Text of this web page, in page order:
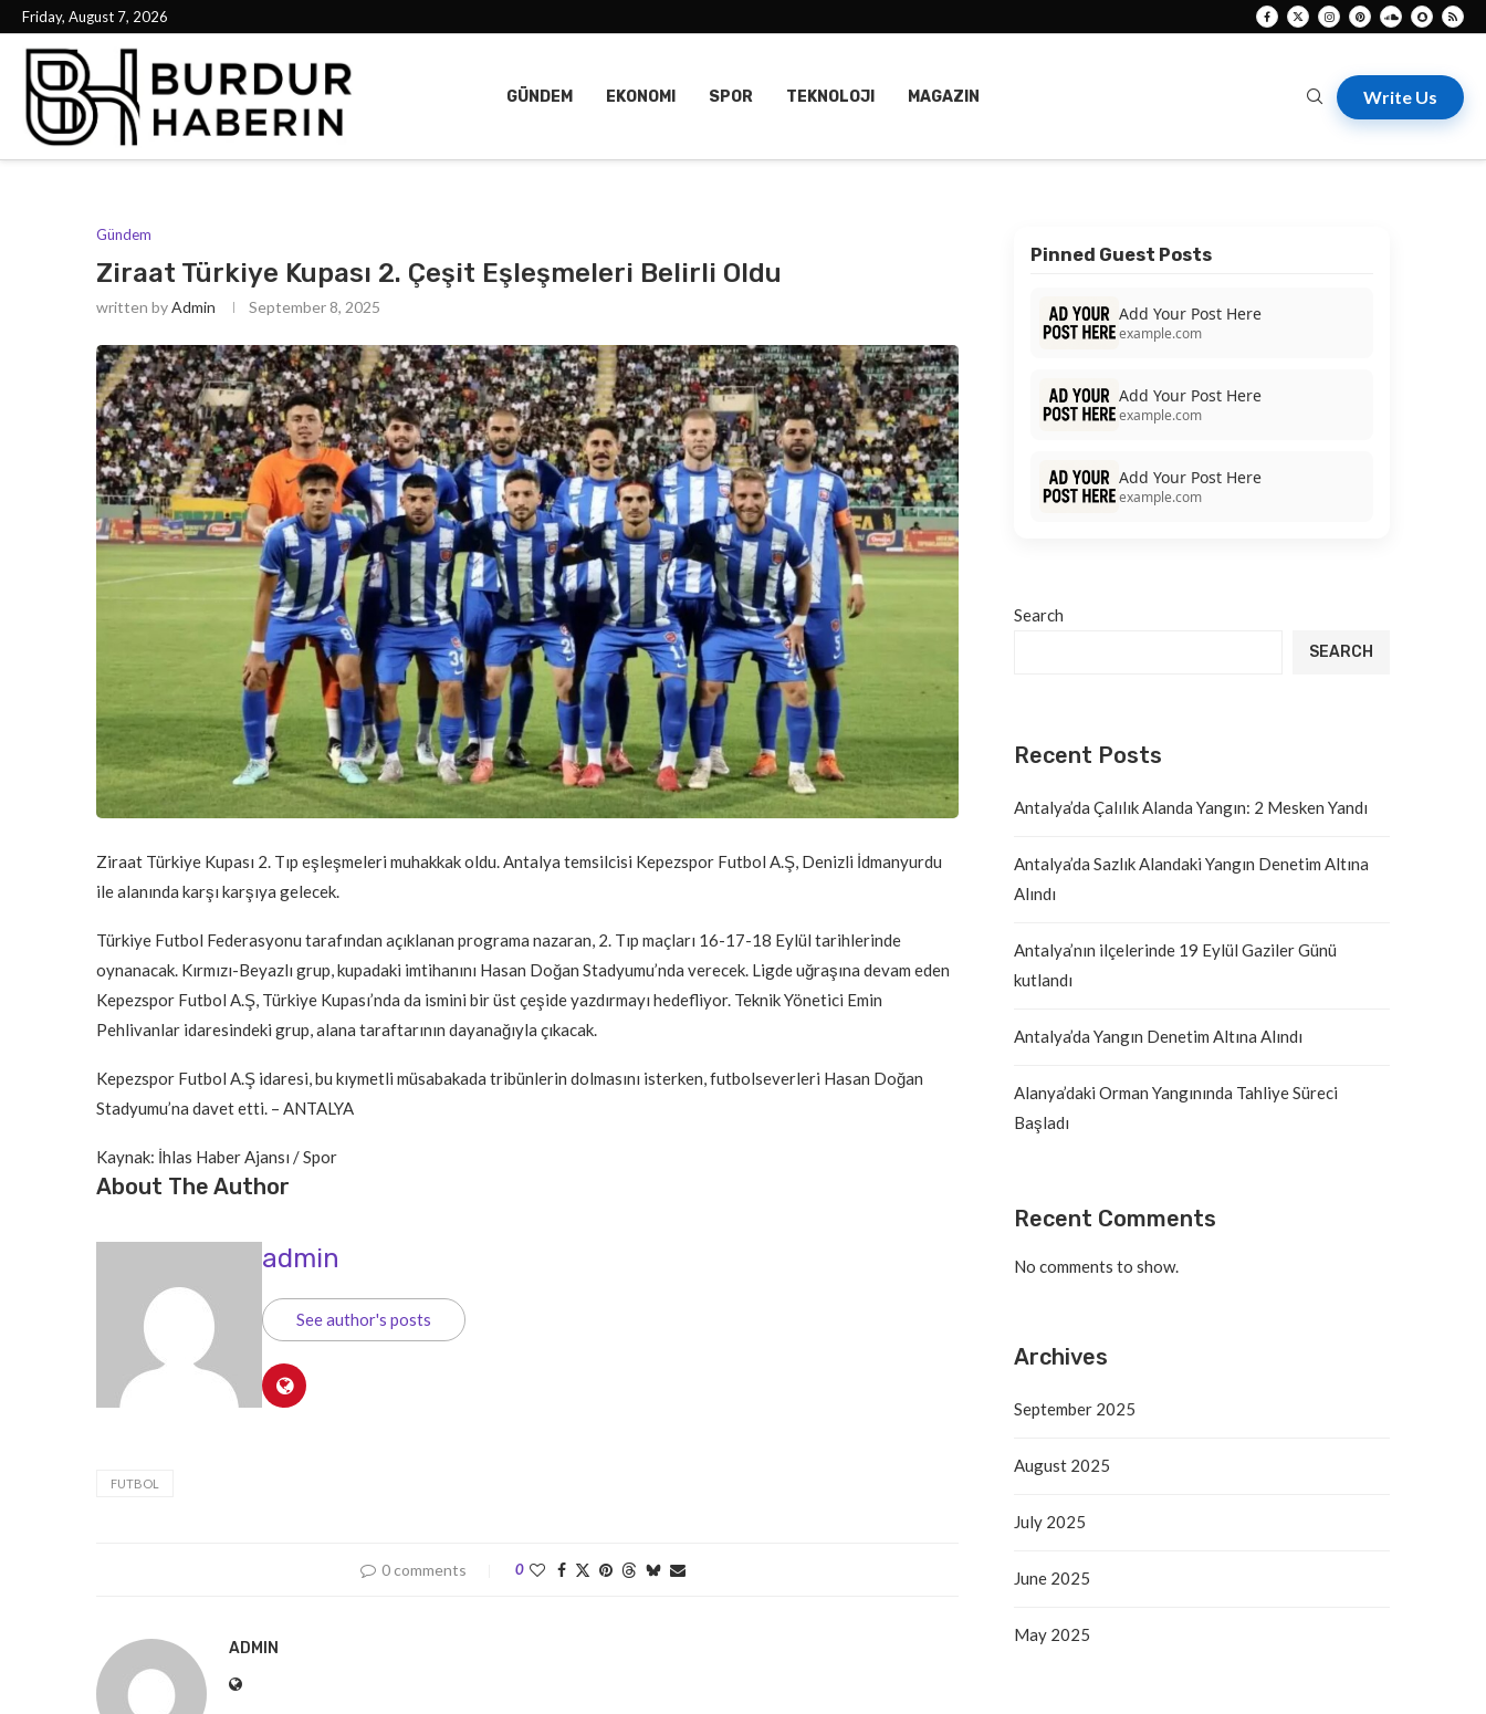
Friday, August 7, 2026
GÜNDEM EKONOMI SPOR TEKNOLOJI MAGAZIN Write Us
Gündem
Ziraat Türkiye Kupası 2. Çeşit Eşleşmeleri Belirli Oldu
written byAdmin September 8, 2025
Ziraat Türkiye Kupası 2. Tıp eşleşmeleri muhakkak oldu. Antalya temsilcisi Kepezspor Futbol A.Ş, Denizli İdmanyurdu
ile alanında karşı karşıya gelecek.
Türkiye Futbol Federasyonu tarafından açıklanan programa nazaran, 2. Tıp maçları 16-17-18 Eylül tarihlerinde
oynanacak. Kırmızı-Beyazlı grup, kupadaki imtihanını Hasan Doğan Stadyumu’nda verecek. Ligde uğraşına devam eden
Kepezspor Futbol A.Ş, Türkiye Kupası’nda da ismini bir üst çeşide yazdırmayı hedefliyor. Teknik Yönetici Emin
Pehlivanlar idaresindeki grup, alana taraftarının dayanağıyla çıkacak.
Kepezspor Futbol A.Ş idaresi, bu kıymetli müsabakada tribünlerin dolmasını isterken, futbolseverleri Hasan Doğan
Stadyumu’na davet etti. – ANTALYA
Kaynak: İhlas Haber Ajansı / Spor
About The Author
admin
See author's posts
FUTBOL
0 comments 0
ADMIN
Pinned Guest Posts
Add Your Post Here
example.com
Add Your Post Here
example.com
Add Your Post Here
example.com
Search
SEARCH
Recent Posts
Antalya’da Çalılık Alanda Yangın: 2 Mesken Yandı
Antalya’da Sazlık Alandaki Yangın Denetim Altına
Alındı
Antalya’nın ilçelerinde 19 Eylül Gaziler Günü
kutlandı
Antalya’da Yangın Denetim Altına Alındı
Alanya’daki Orman Yangınında Tahliye Süreci
Başladı
Recent Comments
No comments to show.
Archives
September 2025
August 2025
July 2025
June 2025
May 2025